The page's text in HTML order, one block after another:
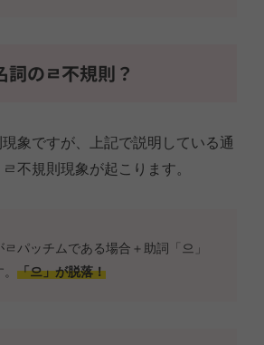
のㄹ不規則？
象ですが、上記で説明している通
不規則現象が起こります。
パッチムである場合＋助詞「으」
「으」が脱落！